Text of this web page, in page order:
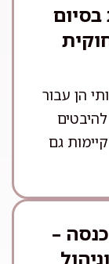
הן עבור
גם
–